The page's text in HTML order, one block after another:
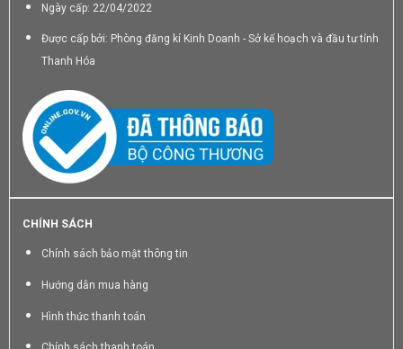
Ngày cấp: 22/04/2022
Được cấp bởi: Phòng đăng kí Kinh Doanh - Sở kế hoạch và đầu tư tỉnh
Thanh Hóa
CHÍNH SÁCH
Chính sách bảo mật thông tin
Hướng dẫn mua hàng
Hình thức thanh toán